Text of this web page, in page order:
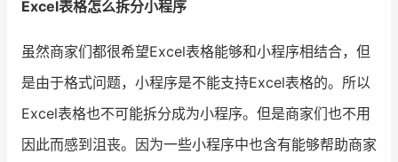
增长俱乐部 有赞商盟
商家社区 社群交流
Excel表格怎么拆分小程序
虽然商家们都很希望Excel表格能够和小程序相结合，但
是由于格式问题，小程序是不能支持Excel表格的。所以
Excel表格也不可能拆分成为小程序。但是商家们也不用
因此而感到沮丧。因为一些小程序中也含有能够帮助商家